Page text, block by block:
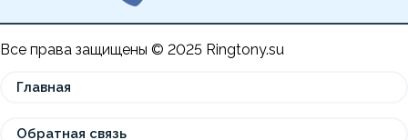
Все права защищены © 2025 Ringtony.su
Главная
Обратная связь